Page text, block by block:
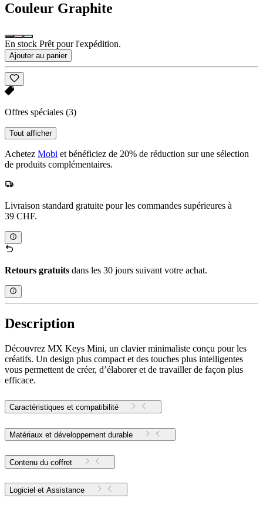
Couleur Graphite
En stock Prêt pour l'expédition.
Ajouter au panier
Offres spéciales (3)
Tout afficher
Achetez Mobi et bénéficiez de 20% de réduction sur une sélection
de produits complémentaires.
Livraison standard gratuite pour les commandes supérieures à
39 CHF.
Retours gratuits dans les 30 jours suivant votre achat.
Description
Découvrez MX Keys Mini, un clavier minimaliste conçu pour les
créatifs. Un design plus compact et des touches plus intelligentes
vous permettent de créer, d’élaborer et de travailler de façon plus
efficace.
Caractéristiques et compatibilité
Matériaux et développement durable
Contenu du coffret
Logiciel et Assistance